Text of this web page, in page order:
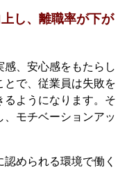
し、離職率が下が
感、安心感をもたらし
とで、従業員は失敗を
るようになります。そ
モチベーションアッ
められる環境で働く